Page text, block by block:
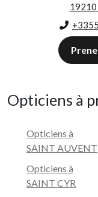
19210
Opticiens à
Opticiens à
SAINT AUVENT
Opticiens à
SAINT CYR